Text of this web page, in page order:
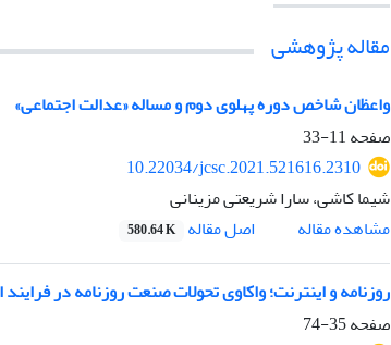
مقاله پژوهشی
واعظان شاخص دوره پهلوی دوم و مساله «عدالت اجتماعی»
صفحه11-33
10.22034/jcsc.2021.521616.2310
شیما کاشی، سارا شریعتی مزینانی
مشاهده مقاله
اصل مقاله 580.64 K
روزنامه و اینترنت؛ واکاوی تحولات صنعت روزنامه در
صفحه35-74